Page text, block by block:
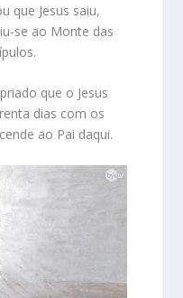
que Jesus saiu,
se ao Monte das
que o Jesus
dias com os
ao Pai daqui.